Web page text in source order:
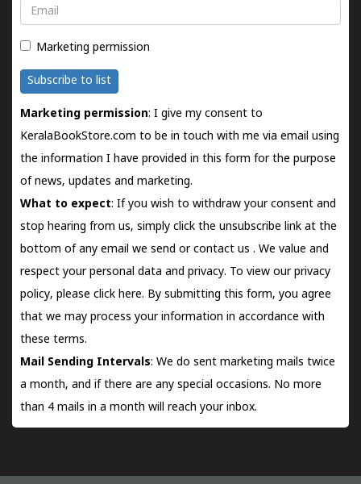
Email
Marketing permission
Subscribe to list
Marketing permission: I give my consent to
KeralaBookStore.com to be in touch with me via email using
the information I have provided in this form for the purpose
of news, updates and marketing.
What to expect: If you wish to withdraw your consent and
stop hearing from us, simply click the unsubscribe link at the
bottom of any email we send orcontact us . We value and
respect your personal data and privacy. To view our privacy
policy, please click here. By submitting this form, you agree
that we may process your information in accordance with
these terms.
Mail Sending Intervals: We do sent marketing mails twice
a month, and if there are any special occasions. No more
than 4 mails in a month will reach your inbox.